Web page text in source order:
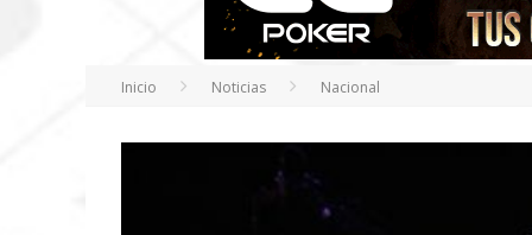
HOY CAMISETA FIRMADA POR
Inicio Noticias Nacional